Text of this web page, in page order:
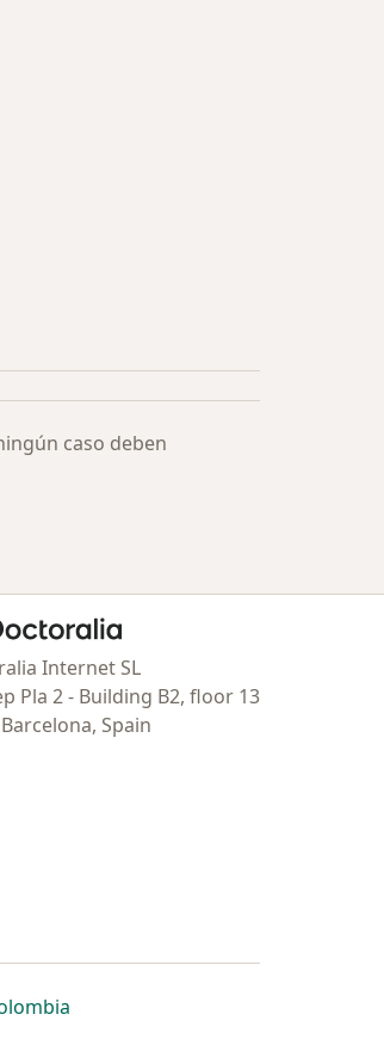
caso deben
- Página de inicio
Internet SL
Pla 2 - Building B2, floor 13
Spain
pestaña
una nueva pestaña
en una nueva pestaña
se abre en una nueva pestaña